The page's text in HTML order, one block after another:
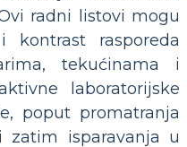
radni listovi mogu
kontrast rasporeda
tekućinama i
laboratorijske
poput promatranja
isparavanja u